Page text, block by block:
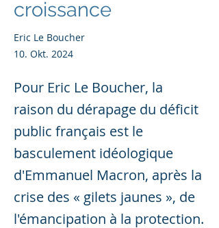
croissance
Eric Le Boucher
10. Okt. 2024
Pour Eric Le Boucher, la
raison du dérapage du déficit
public français est le
basculement idéologique
d'Emmanuel Macron, après la
crise des « gilets jaunes », de
l'émancipation à la protection.